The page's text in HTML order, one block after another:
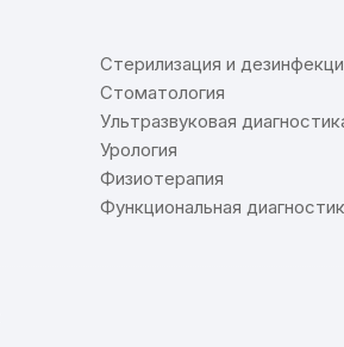
Стерилизация и
Стоматология
Ультразвуковая
Урология
Физиотерапия
Функциональная